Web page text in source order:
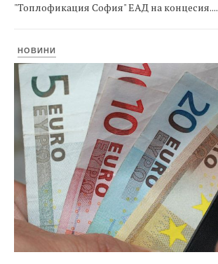
"Топлофикация София" ЕАД на концесия....
НОВИНИ